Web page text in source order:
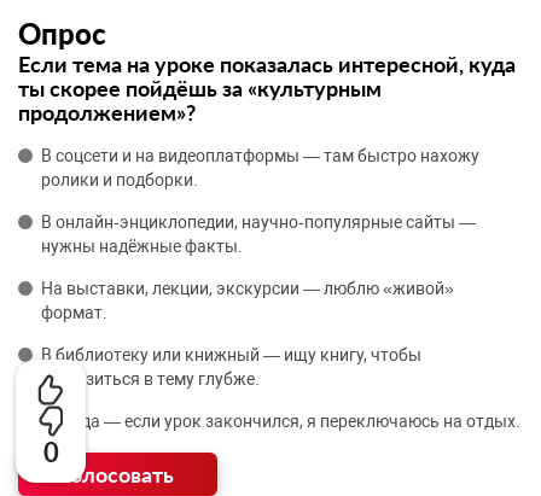
0
Опрос
Если тема на уроке показалась интересной, куда
ты скорее пойдёшь за «культурным
продолжением»?
В соцсети и на видеоплатформы — там быстро нахожу
ролики и подборки.
В онлайн‑энциклопедии, научно‑популярные сайты —
нужны надёжные факты.
На выставки, лекции, экскурсии — люблю «живой»
формат.
В библиотеку или книжный — ищу книгу, чтобы
погрузиться в тему глубже.
Никуда — если урок закончился, я переключаюсь на отдых.